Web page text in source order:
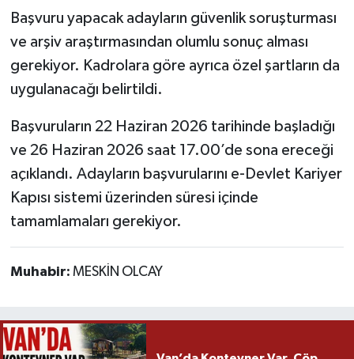
Başvuru yapacak adayların güvenlik soruşturması
ve arşiv araştırmasından olumlu sonuç alması
gerekiyor. Kadrolara göre ayrıca özel şartların da
uygulanacağı belirtildi.
Başvuruların 22 Haziran 2026 tarihinde başladığı
ve 26 Haziran 2026 saat 17.00’de sona ereceği
açıklandı. Adayların başvurularını e-Devlet Kariyer
Kapısı sistemi üzerinden süresi içinde
tamamlamaları gerekiyor.
Muhabir: MESKİN OLCAY